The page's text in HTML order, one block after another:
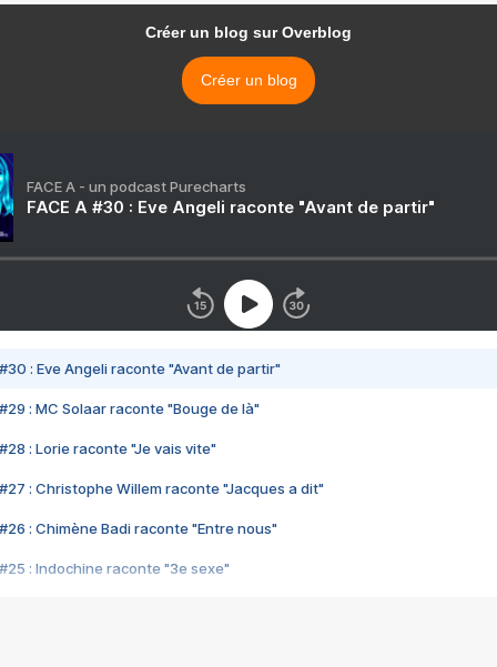
Créer un blog sur Overblog
Créer un blog
FACE A - un podcast Purecharts
FACE A #30 : Eve Angeli raconte "Avant de partir"
#30 : Eve Angeli raconte "Avant de partir"
#29 : MC Solaar raconte "Bouge de là"
#28 : Lorie raconte "Je vais vite"
#27 : Christophe Willem raconte "Jacques a dit"
#26 : Chimène Badi raconte "Entre nous"
#25 : Indochine raconte "3e sexe"